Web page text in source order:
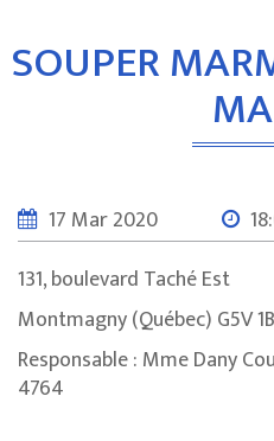
SOUPER
17 Mar 2020
131, boulevard Taché Est
Montmagny (Québec) G5V
Responsable : Mme Dany
4764